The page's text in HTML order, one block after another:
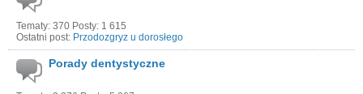
Tematy: 370 Posty: 1 615
Ostatni post: Przodozgryz u dorosłego
Porady dentystyczne